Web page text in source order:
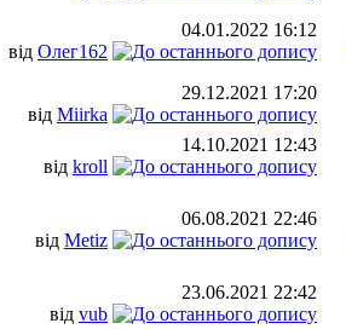
04.01.2022 16:12
від Олег162
29.12.2021 17:20
від Miirka
14.10.2021 12:43
від kroll
06.08.2021 22:46
від Metiz
23.06.2021 22:42
від vub